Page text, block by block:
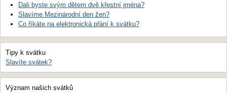
Dali byste svým dětem dvě křestní jména?
Slavíme Mezinárodní den žen?
Co říkáte na elektronická přání k svátku?
Tipy k svátku
Slavíte svátek?
Význam našich svátků